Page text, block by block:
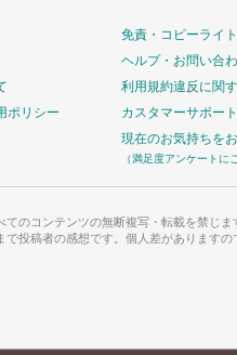
ポリシー
免責・コピーライト
ヘルプ・お問い合
利用規約違反に関
カスタマーサポー
現在のお気持ちを
（満足度アンケートに
のコンテンツの無断複写・転載を禁じま
投稿者の感想です。個人差がありますの